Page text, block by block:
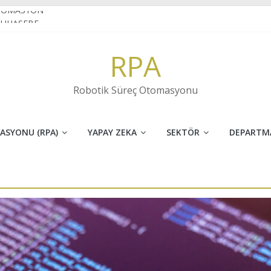
TANIMA(OCR) NEDİR?RPA
Robotik Süreç Otomasyonu
(RPA) YAPAY ZEKA SEKTÖR